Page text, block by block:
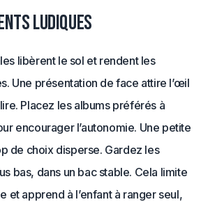
ludiques
libèrent le sol et rendent les
Une présentation de face attire l’œil
Placez les albums préférés à
encourager l’autonomie. Une petite
de choix disperse. Gardez les
bas, dans un bac stable. Cela limite
et apprend à l’enfant à ranger seul,